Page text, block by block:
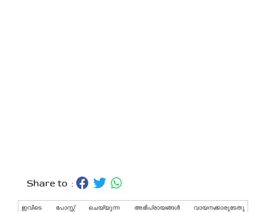
Share to :
ഇവിടെ പോസ്റ്റ് ചെയ്യുന്ന അഭിപ്രായങ്ങള്‍ വായനക്കാരുടേതു